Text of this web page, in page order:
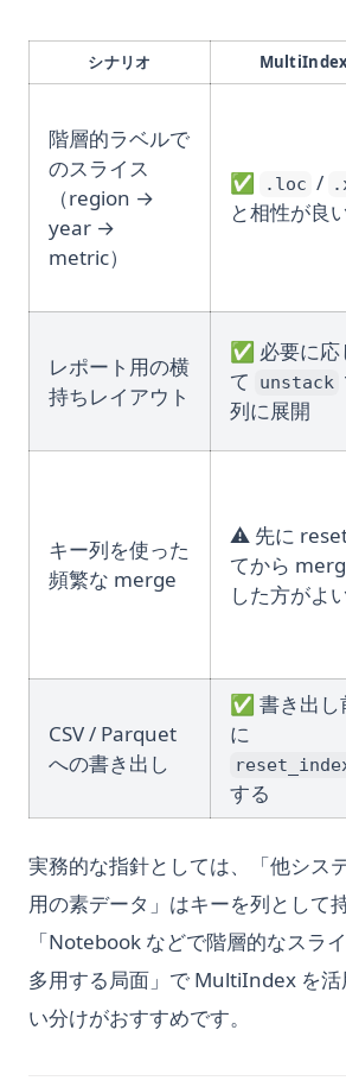
シナリオ
階層的ラベルで
のスライス
（region →
year →
metric）
✅ .loc /
と相性が良
レポート用の横
持ちレイアウト
✅ 必要に応
て
unstack
列に展開
キー列を使った
頻繁な merge
⚠️ 先に
てから
した方がよ
CSV / Parquet
への書き出し
✅ 書き出し
に
する
実務的な指針としては、「他シス
用の素データ」はキーを列として持
「Notebook などで階層的なスラ
多用する局面」で MultiIndex を
い分けがおすすめです。